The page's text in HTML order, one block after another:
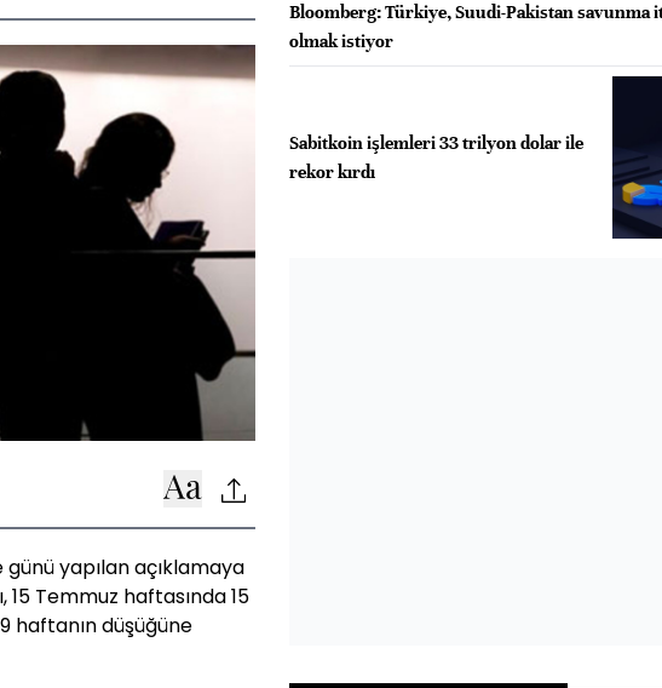
yapılan açıklamaya
Temmuz haftasında 15
haftanın düşüğüne
Bloomberg: Türkiye, Suudi-Pakistan savunma
olmak istiyor
Sabitkoin işlemleri 33 trilyon dolar ile
rekor kırdı